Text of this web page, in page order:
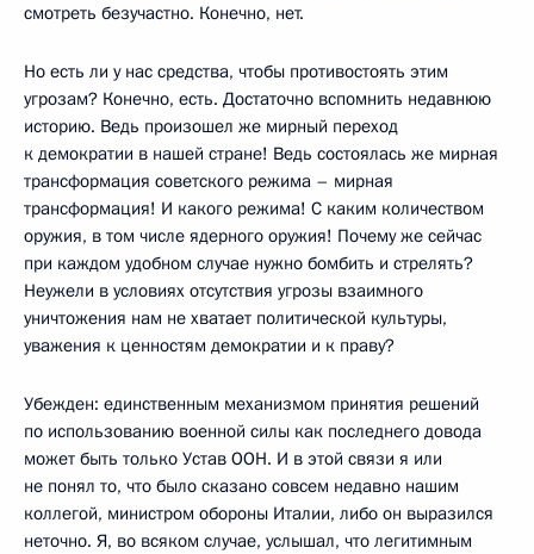
смотреть безучастно. Конечно, нет.
Но есть ли у нас средства, чтобы противостоять этим
угрозам? Конечно, есть. Достаточно вспомнить недавнюю
историю. Ведь произошел же мирный переход
к демократии в нашей стране! Ведь состоялась же мирная
трансформация советского режима – мирная
трансформация! И какого режима! С каким количеством
оружия, в том числе ядерного оружия! Почему же сейчас
при каждом удобном случае нужно бомбить и стрелять?
Неужели в условиях отсутствия угрозы взаимного
уничтожения нам не хватает политической культуры,
уважения к ценностям демократии и к праву?
Убежден: единственным механизмом принятия решений
по использованию военной силы как последнего довода
может быть только Устав ООН. И в этой связи я или
не понял то, что было сказано совсем недавно нашим
коллегой, министром обороны Италии, либо он выразился
неточно. Я, во всяком случае, услышал, что легитимным